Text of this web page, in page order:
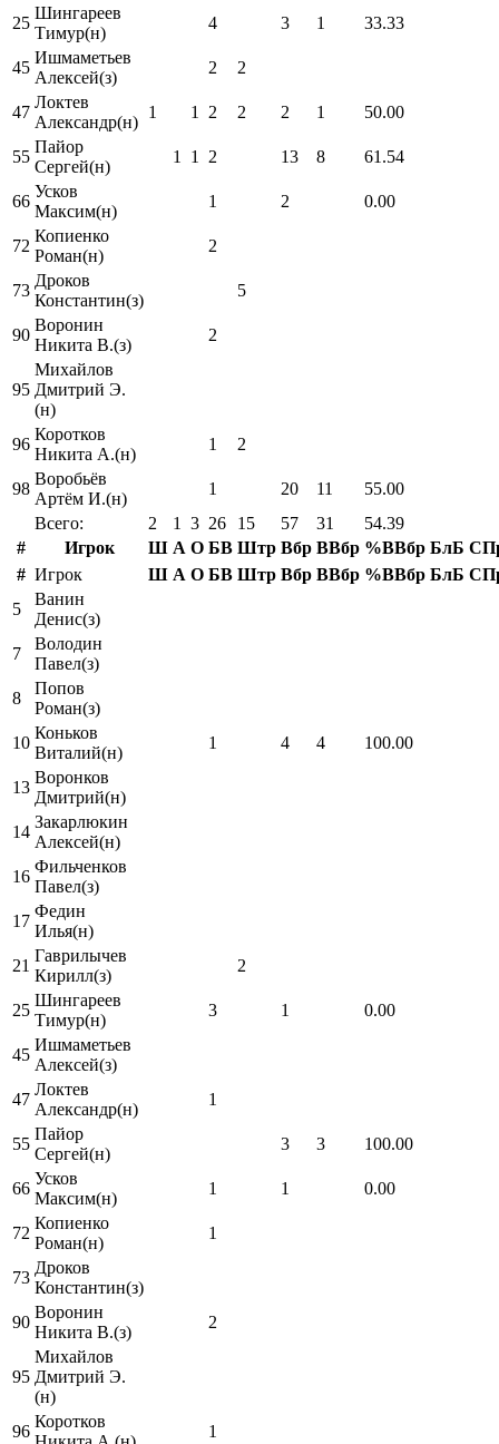
Всего: 2 1 3 26 15 57 31
54.39
#
Игрок Ш А О БВ Штр Вбр ВВбр %ВВбр БлБ
25
Шингареев
Тимур(н)
4 3 1 33.33
45
Ишмаметьев
Алексей(з)
2 2
47
Локтев
Александр(н)
1 1 2 2 2 1 50.00
55
Пайор
Сергей(н)
1 1 2 13 8 61.54
66
Усков
Максим(н)
1 2 0.00
72
Копиенко
Роман(н)
2
73
Дроков
Константин(з)
5
90
Воронин
Никита В.(з)
2
95
Михайлов
Дмитрий Э.
(н)
96
Коротков
Никита А.(н)
1 2
98
Воробьёв
Артём И.(н)
1 20 11 55.00
# Игрок Ш А О БВ Штр Вбр ВВбр %ВВбр БлБ
5
Ванин
Денис(з)
7
Володин
Павел(з)
8
Попов
Роман(з)
10
Коньков
Виталий(н)
1 4 4 100.00
13
Воронков
Дмитрий(н)
14
Закарлюкин
Алексей(н)
16
Фильченков
Павел(з)
17
Федин
Илья(н)
21
Гаврилычев
Кирилл(з)
2
25
Шингареев
Тимур(н)
3 1 0.00
45
Ишмаметьев
Алексей(з)
47
Локтев
Александр(н)
1
55
Пайор
Сергей(н)
3 3 100.00
66
Усков
Максим(н)
1 1 0.00
72
Копиенко
Роман(н)
1
73
Дроков
Константин(з)
90
Воронин
Никита В.(з)
2
95
Михайлов
Дмитрий Э.
(н)
96
Коротков
1